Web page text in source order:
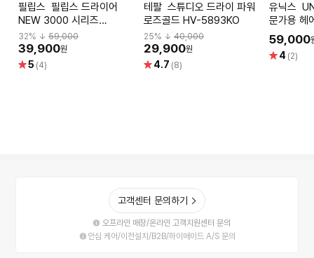
필립스 필립스 드라이어
NEW 3000 시리즈
BHD321/09 1600W 애쉬
골드 메탈릭(실혜택가 37천
원)
32% ↓ 59,000
39,900원
별5 (4)
테팔 스튜디오 드라이 파워
로즈골드 HV-5893KO
25% ↓40,000
29,900원
별 4.7 (8)
유닉스 UN-A4001SN 전
문가용 헤
BLDC 드
59,000
별 4 (2)
고객센터 문의하기
오프라인 매장/온라인 고객지원센터 문의
안심 케어/이전설치/B2B/하이메이드 A/S 문의